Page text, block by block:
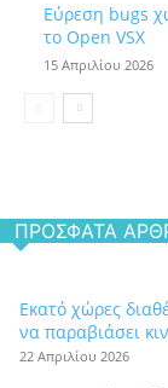
Εύρεση bugs
το Open VSX
15 Απριλίου 2026
ΠΡΌΣΦΑΤΑ
Εκατό χώρες
να παραβιάσει
22 Απριλίου 2026